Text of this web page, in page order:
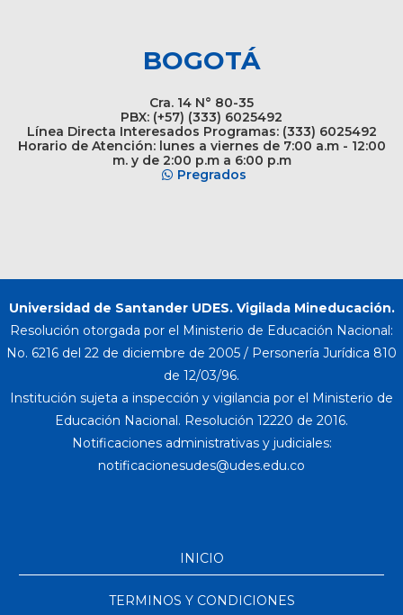
BOGOTÁ
Cra. 14 N° 80-35
PBX: (+57) (333) 6025492
Línea Directa Interesados Programas: (333) 6025492
Horario de Atención: lunes a viernes de 7:00 a.m - 12:00
m. y de 2:00 p.m a 6:00 p.m
Pregrados
Universidad de Santander UDES. Vigilada Mineducación.
Resolución otorgada por el Ministerio de Educación Nacional:
No. 6216 del 22 de diciembre de 2005 / Personería Jurídica 810
de 12/03/96.
Institución sujeta a inspección y vigilancia por el Ministerio de
Educación Nacional. Resolución 12220 de 2016.
Notificaciones administrativas y judiciales:
INICIO
TERMINOS Y CONDICIONES